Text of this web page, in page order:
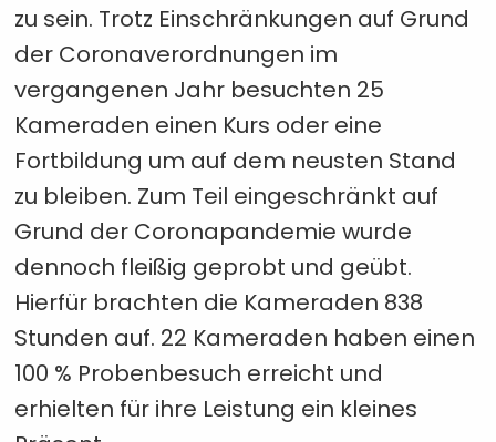
zu sein. Trotz Einschränkungen auf Grund
der Coronaverordnungen im
vergangenen Jahr besuchten 25
Kameraden einen Kurs oder eine
Fortbildung um auf dem neusten Stand
zu bleiben. Zum Teil eingeschränkt auf
Grund der Coronapandemie wurde
dennoch fleißig geprobt und geübt.
Hierfür brachten die Kameraden 838
Stunden auf. 22 Kameraden haben einen
100 % Probenbesuch erreicht und
erhielten für ihre Leistung ein kleines